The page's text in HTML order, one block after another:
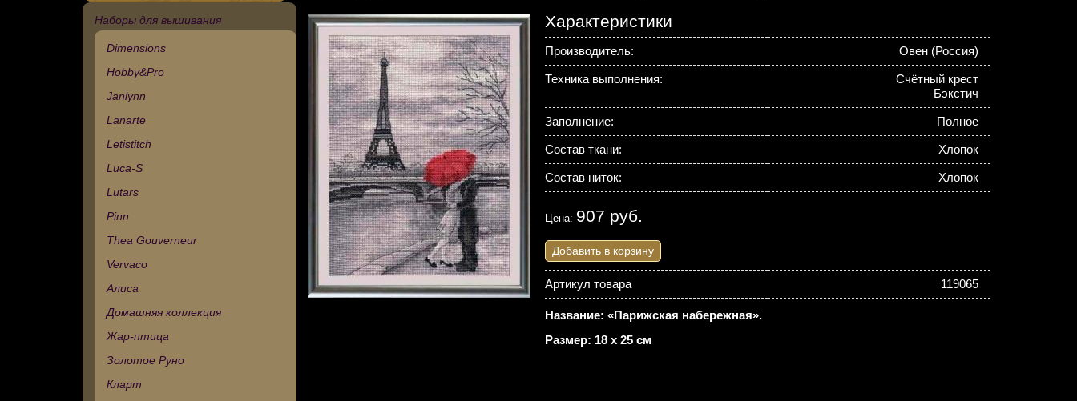
Наборы для вышивания
Dimensions
Hobby&Pro
Janlynn
Lanarte
Letistitch
Luca-S
Lutars
Pinn
Thea Gouverneur
Vervaco
Алиса
Домашняя коллекция
Жар-птица
Золотое Руно
Кларт
Характеристики
Производитель: Овен (Россия)
Техника выполнения:
Счётный крест
Бэкстич
Заполнение: Полное
Состав ткани: Хлопок
Состав ниток: Хлопок
Цена: 907 руб.
Добавить в корзину
Артикул товара 119065
Название: «Парижская набережная».
Размер: 18 х 25 см